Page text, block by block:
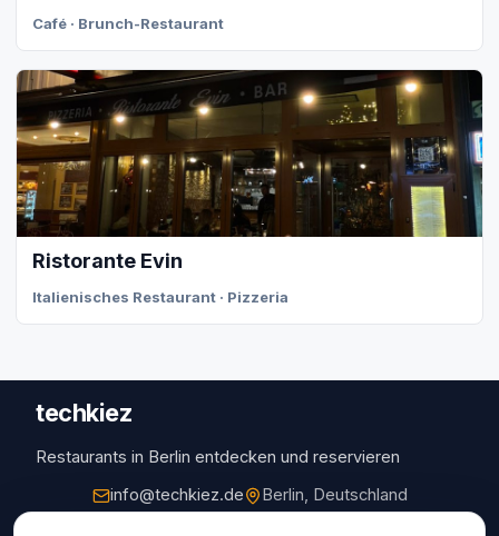
Café · Brunch-Restaurant
Ristorante Evin
Italienisches Restaurant · Pizzeria
techkiez
Restaurants in Berlin entdecken und reservieren
info@techkiez.de
Berlin, Deutschland